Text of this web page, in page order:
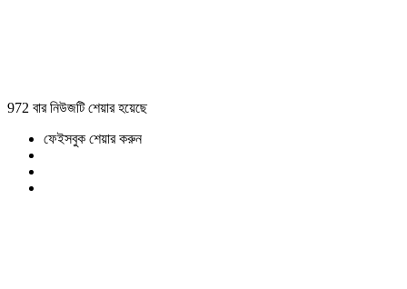
972 বার নিউজটি শেয়ার হয়েছে
ফেইসবুক শেয়ার করুন